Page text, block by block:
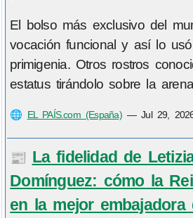
El bolso más exclusivo del
vocación funcional y así lo
primigenia. Otros rostros
estatus tirándolo sobre la arena
🌐 EL PAÍS.com (España)—Jul 29,
📰 La fidelidad de
Domínguez: cómo la
en la mejor embajadora